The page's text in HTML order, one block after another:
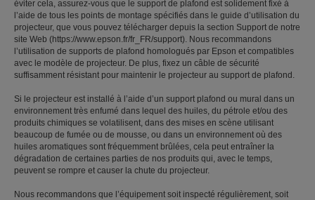
éviter cela, assurez-vous que le support de plafond est solidement fixé à
l’aide de tous les points de montage spécifiés dans le guide d’utilisation du
projecteur, que vous pouvez télécharger depuis la section Support de notre
site Web (https://www.epson.fr/fr_FR/support). Nous recommandons
l’utilisation de supports de plafond homologués par Epson et compatibles
avec le modèle de projecteur. De plus, fixez un câble de sécurité
suffisamment résistant pour maintenir le projecteur au support de plafond.
Si le projecteur est installé à l’aide d’un support plafond ou mural dans un
environnement très enfumé dans lequel des huiles, du pétrole et/ou des
produits chimiques se volatilisent, dans des mises en scène utilisant
beaucoup de fumée ou de mousse, ou dans un environnement où des
huiles aromatiques sont fréquemment brûlées, cela peut entraîner la
dégradation de certaines parties de nos produits qui, avec le temps,
peuvent se rompre et causer la chute du projecteur.
Nous recommandons que l’équipement soit inspecté régulièrement, soit